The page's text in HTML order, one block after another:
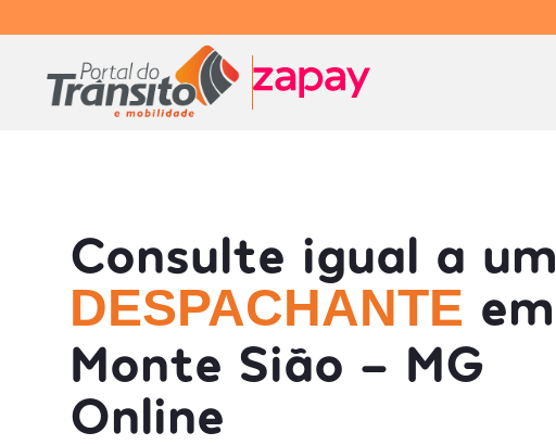
Consulte igual a um
DESPACHANTE em
Monte Sião - MG
Online